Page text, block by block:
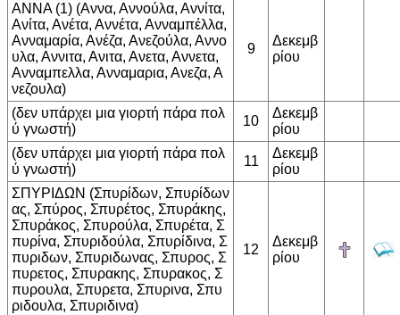
ΑΝΝΑ (1) (Αννα, Αννούλα, Αννίτα,
Ανίτα, Ανέτα, Αννέτα, Ανναμπέλλα,
Ανναμαρία, Ανέζα, Ανεζούλα, Αννο
υλα, Αννιτα, Ανιτα, Ανετα, Αννετα,
Ανναμπελλα, Ανναμαρια, Ανεζα, Α
νεζουλα)
9
Δεκεμβ
ρίου
(δεν υπάρχει μια γιορτή πάρα πολ
ύ γνωστή)
10
Δεκεμβ
ρίου
(δεν υπάρχει μια γιορτή πάρα πολ
ύ γνωστή)
11
Δεκεμβ
ρίου
ΣΠΥΡΙΔΩΝ (Σπυρίδων, Σπυρίδων
ας, Σπύρος, Σπυρέτος, Σπυράκης,
Σπυράκος, Σπυρούλα, Σπυρέτα, Σ
πυρίνα, Σπυριδούλα, Σπυρίδινα, Σ
πυριδων, Σπυριδωνας, Σπυρος, Σ
πυρετος, Σπυρακης, Σπυρακος, Σ
πυρουλα, Σπυρετα, Σπυρινα, Σπυ
ριδουλα, Σπυριδινα)
12
Δεκεμβ
ρίου